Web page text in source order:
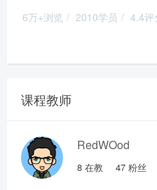
6万+浏览 / 2010学员 / 4.4评
课程教师
RedWOod
8 在教 47 粉丝